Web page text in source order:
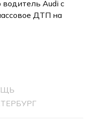
водитель Audi с
ДТП на